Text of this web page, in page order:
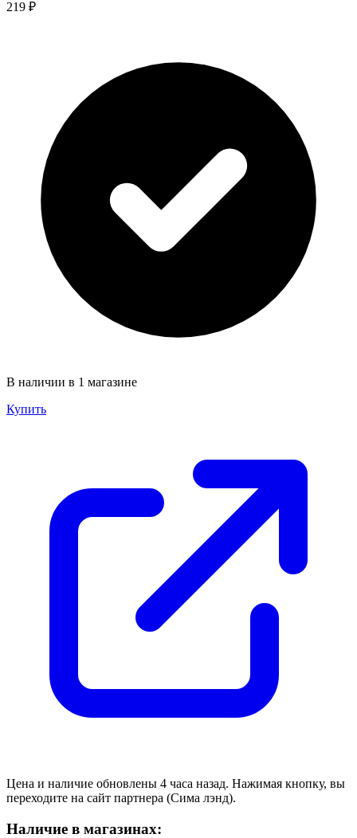
219 ₽
В наличии в 1 магазине
Купить
Цена и наличие обновлены 4 часа назад. Нажимая кнопку, вы
переходите на сайт партнера (Сима лэнд).
Наличие в магазинах: